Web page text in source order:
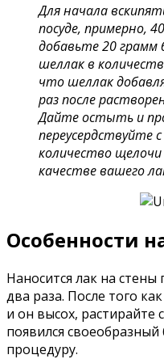
Для начала
посуде, примерно,
добавьте 20 грамм
шеллак в
что шеллак
раз после
Дайте остыть и
переусердствуйте
количество
качестве вашего
Особенности
Наносится лак на
два раза. После того
и он высох, растирайте
появился
процедуру.